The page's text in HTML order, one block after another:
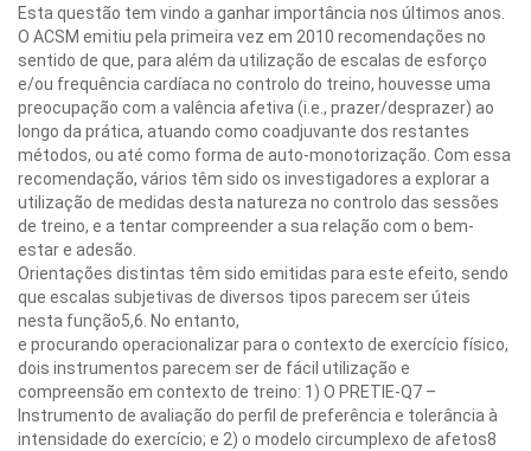
Esta questão tem vindo a ganhar importância nos últimos anos.
O ACSM emitiu pela primeira vez em 2010 recomendações no
sentido de que, para além da utilização de escalas de esforço
e/ou frequência cardíaca no controlo do treino, houvesse uma
preocupação com a valência afetiva (i.e., prazer/desprazer) ao
longo da prática, atuando como coadjuvante dos restantes
métodos, ou até como forma de auto-monotorização. Com essa
recomendação, vários têm sido os investigadores a explorar a
utilização de medidas desta natureza no controlo das sessões
de treino, e a tentar compreender a sua relação com o bem-
estar e adesão.
Orientações distintas têm sido emitidas para este efeito, sendo
que escalas subjetivas de diversos tipos parecem ser úteis
nesta função5,6. No entanto,
e procurando operacionalizar para o contexto de exercício físico,
dois instrumentos parecem ser de fácil utilização e
compreensão em contexto de treino: 1) O PRETIE-Q7 –
Instrumento de avaliação do perfil de preferência e tolerância à
intensidade do exercício; e 2) o modelo circumplexo de afetos8